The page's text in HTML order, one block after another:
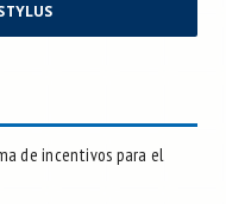
de incentivos para el